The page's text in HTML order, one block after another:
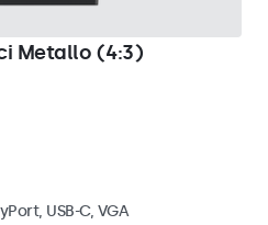
Metallo (4:3)
USB-C, VGA